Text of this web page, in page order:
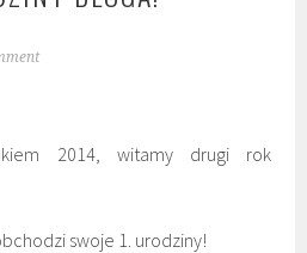
2014, witamy drugi rok
swoje 1. urodziny!